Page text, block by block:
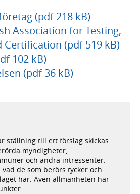
(pdf 218 kB)
Association for Testing,
Certification (pdf 519 kB)
102 kB)
(pdf 36 kB)
ställning till ett förslag skickas
myndigheter,
och andra intressenter.
de som berörs tycker och
har. Även allmänheten har